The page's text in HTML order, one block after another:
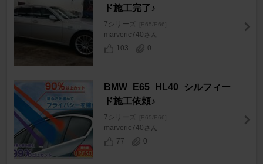
ド施工完了♪
7シリーズ [E65/E66]
marveric740さん
103
0
BMW_E65_HL40_シルフィー
ド施工依頼♪
7シリーズ [E65/E66]
marveric740さん
77
0